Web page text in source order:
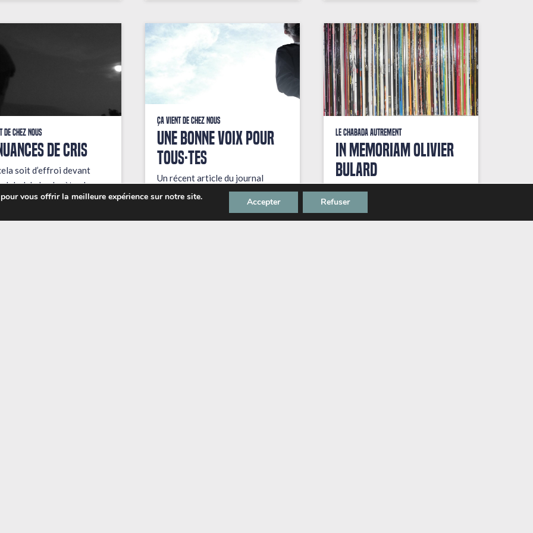
de chez nous
DE CRIS
soit d’effroi devant
de la planète, de
devant la liste
Ça vient de chez nous
UNE BONNE VOIX POUR
TOUS·TES
Un récent article du journal
Libération documente les débats
houleux des fans de Radiohead
au sujet de la justesse du […]
Le Chabada autrement
In Memoriam Olivier
Bulard
Olivier (Lou) Bulard est décédé à
la fin du mois d’octobre, à la suite,
comme on dit, d’une longue
vous offrir la meilleure expérience sur notre site.
Accepter Refuser